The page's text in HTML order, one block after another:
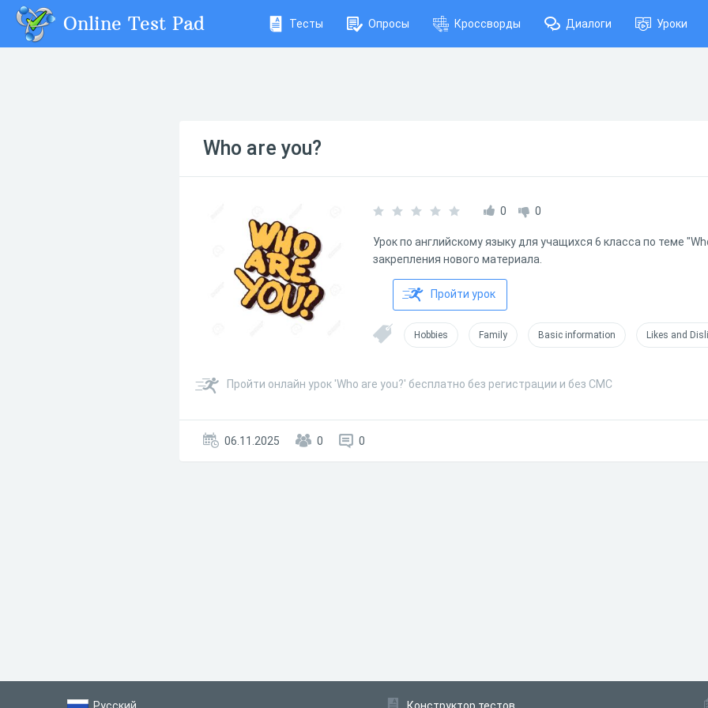
Online Test Pad Тесты Опросы Кроссворды Диалоги Уроки
Who are you?
0 0
Урок по английскому языку для учащихся 6 класса по теме
закрепления нового материала.
Пройти урок
Hobbies Family Basic information Likes and
Пройти онлайн урок 'Who are you?' бесплатно без регистрации и без СМС
06.11.2025 0 0